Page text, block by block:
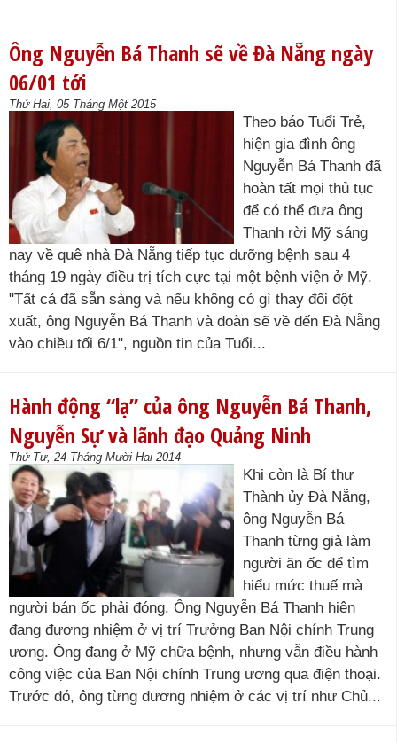
Ông Nguyễn Bá Thanh sẽ về Đà Nẵng ngày
06/01 tới
Thứ Hai, 05 Tháng Một 2015
Theo báo Tuổi Trẻ,
hiện gia đình ông
Nguyễn Bá Thanh đã
hoàn tất mọi thủ tục
để có thể đưa ông
Thanh rời Mỹ sáng
nay về quê nhà Đà Nẵng tiếp tục dưỡng bệnh sau 4
tháng 19 ngày điều trị tích cực tại một bệnh viện ở Mỹ.
"Tất cả đã sẵn sàng và nếu không có gì thay đổi đột
xuất, ông Nguyễn Bá Thanh và đoàn sẽ về đến Đà Nẵng
vào chiều tối 6/1", nguồn tin của Tuổi...
Hành động “lạ” của ông Nguyễn Bá Thanh,
Nguyễn Sự và lãnh đạo Quảng Ninh
Thứ Tư, 24 Tháng Mười Hai 2014
Khi còn là Bí thư
Thành ủy Đà Nẵng,
ông Nguyễn Bá
Thanh từng giả làm
người ăn ốc để tìm
hiểu mức thuế mà
người bán ốc phải đóng. Ông Nguyễn Bá Thanh hiện
đang đương nhiệm ở vị trí Trưởng Ban Nội chính Trung
ương. Ông đang ở Mỹ chữa bệnh, nhưng vẫn điều hành
công việc của Ban Nội chính Trung ương qua điện thoại.
Trước đó, ông từng đương nhiệm ở các vị trí như Chủ...